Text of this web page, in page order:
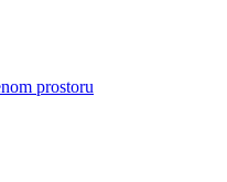
prostoru